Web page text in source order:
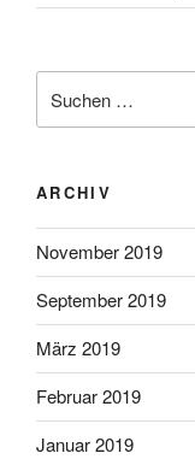
nach:
ARCHIV
November 2019
September 2019
März 2019
Februar 2019
Januar 2019